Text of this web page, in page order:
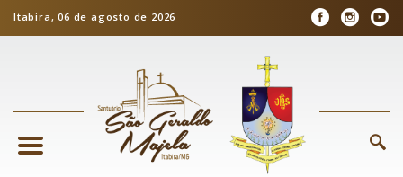
Itabira, 06 de agosto de 2026